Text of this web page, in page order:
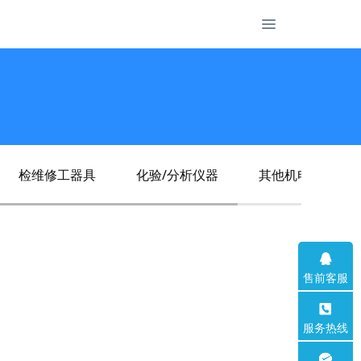
检维修工器具 化验/分析仪器 其他机电仪产品
售前客服
服务热线